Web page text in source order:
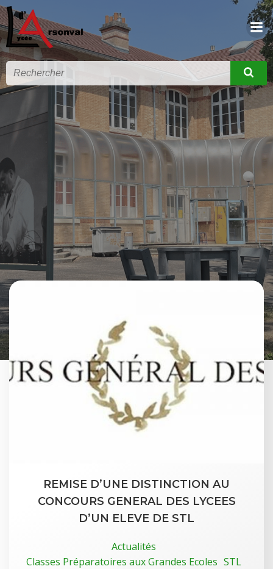
REMISE D’UNE DISTINCTION AU
CONCOURS GENERAL DES LYCEES
D’UN ELEVE DE STL
Actualités
Classes Préparatoires aux Grandes Ecoles STL